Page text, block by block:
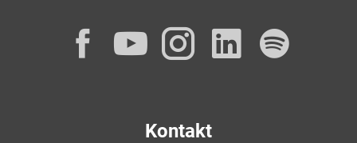
Facebook
YouTube
Instagram
Kontakt